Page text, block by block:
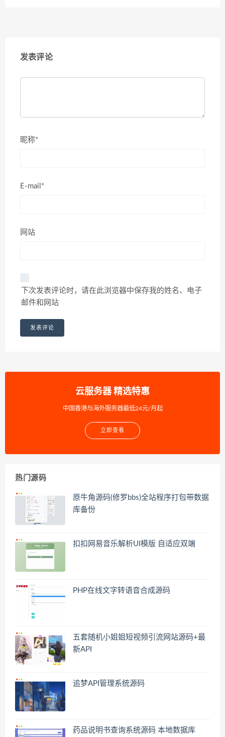
发表评论
昵称*
E-mail*
网站
下次发表评论时，请在此浏览器中保存我的姓名、电子
邮件和网站
云服务器 精选特惠
中国香港与海外服务器最低24元/月起
立即查看
热门源码
原牛角源码(修罗bbs)全站程序打包带数据
库备份
扣扣网易音乐解析UI模版 自适应双端
PHP在线文字转语音合成源码
五套随机小姐姐短视频引流网站源码+最
新API
追梦API管理系统源码
药品说明书查询系统源码 本地数据库